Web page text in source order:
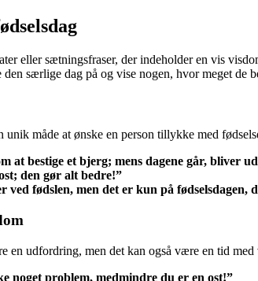
eller sætningsfraser, der indeholder en vis
den særlige dag på og vise nogen, hvor meget
unik måde at ønske en person tillykke med
at bestige et bjerg; mens dagene går, bliver
den gør alt bedre!”
ved fødslen, men det er kun på fødselsdagen,
udfordring, men det kan også være en tid
noget problem, medmindre du er en ost!”